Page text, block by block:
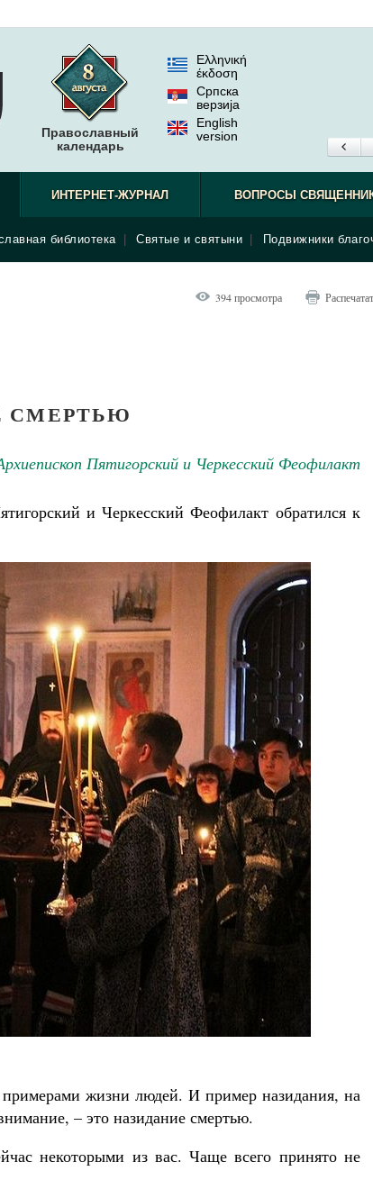
Православный
календарь
Ελληνική
έκδοση
Српска
верзиjа
English
version
библиотека Святые и святыни Подвижники
ИНТЕРНЕТ-ЖУРНАЛ ВОПРОСЫ
394 просмотра
СМЕРТЬЮ
Пятигорский и Черкесский Феофилакт
и Черкесский Феофилакт обратился к
примерами жизни людей. И пример назидания, на
– это назидание смертью.
некоторыми из вас. Чаще всего принято не
место в жизни
Мурышев
Великомученик Георгий Победоносец. Научись у
святого
Роман Котов